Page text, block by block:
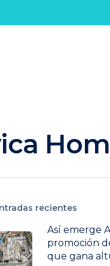
recientes
Así emerge
promoción
que gana